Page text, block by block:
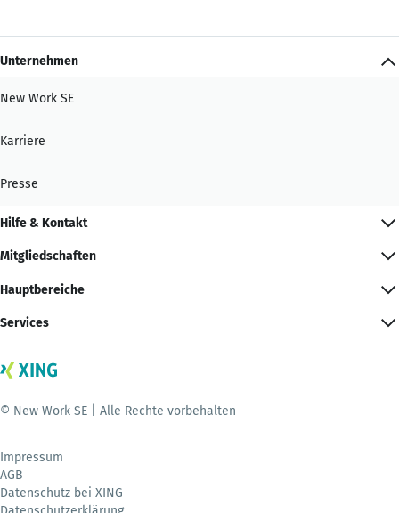
Unternehmen
New Work SE
Karriere
Presse
Hilfe & Kontakt
Mitgliedschaften
Hauptbereiche
Services
© New Work SE | Alle Rechte vorbehalten
Impressum
AGB
Datenschutz bei XING